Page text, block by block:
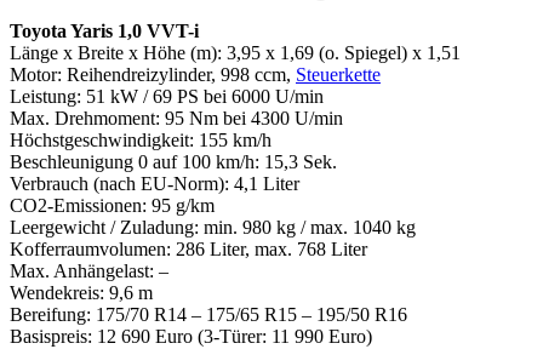
Toyota Yaris 1,0 VVT-i
Länge x Breite x Höhe (m): 3,95 x 1,69 (o. Spiegel) x 1,51
Motor: Reihendreizylinder, 998 ccm, Steuerkette
Leistung: 51 kW / 69 PS bei 6000 U/min
Max. Drehmoment: 95 Nm bei 4300 U/min
Höchstgeschwindigkeit: 155 km/h
Beschleunigung 0 auf 100 km/h: 15,3 Sek.
Verbrauch (nach EU-Norm): 4,1 Liter
CO2-Emissionen: 95 g/km
Leergewicht / Zuladung: min. 980 kg / max. 1040 kg
Kofferraumvolumen: 286 Liter, max. 768 Liter
Max. Anhängelast: –
Wendekreis: 9,6 m
Bereifung: 175/70 R14 – 175/65 R15 – 195/50 R16
Basispreis: 12 690 Euro (3-Türer: 11 990 Euro)